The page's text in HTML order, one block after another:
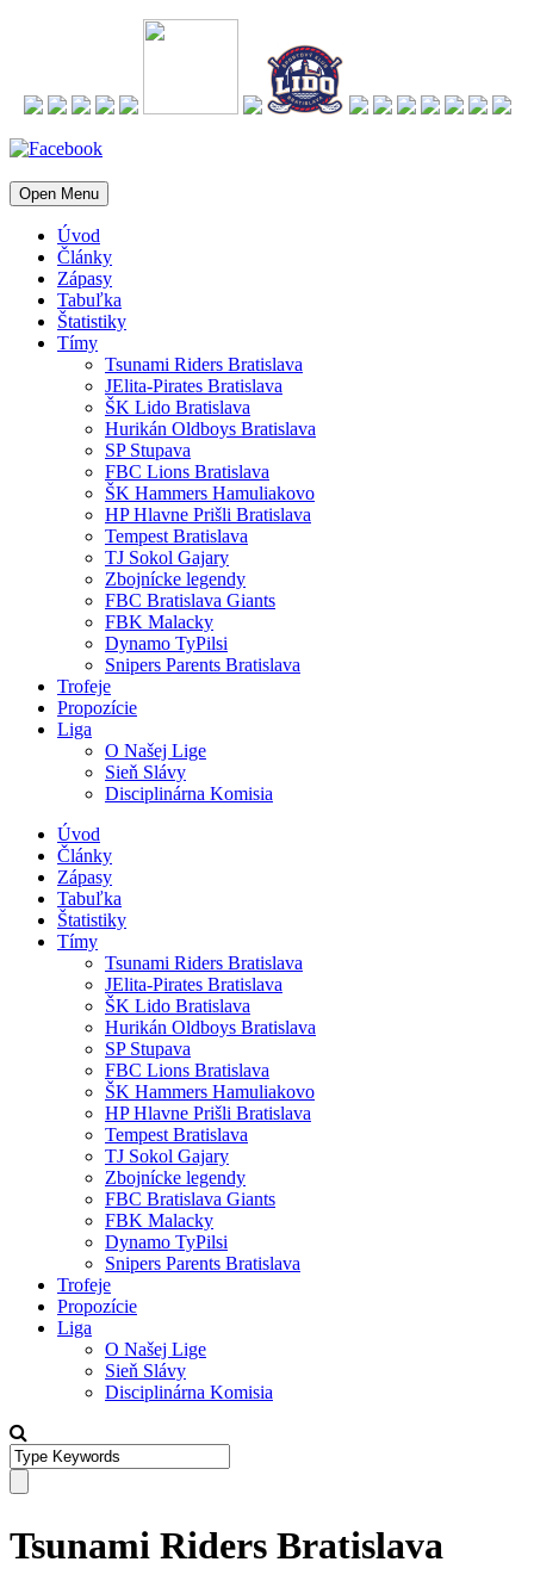
Open Menu
Úvod
Články
Zápasy
Tabuľka
Štatistiky
Tímy
Tsunami Riders Bratislava
JElita-Pirates Bratislava
ŠK Lido Bratislava
Hurikán Oldboys Bratislava
SP Stupava
FBC Lions Bratislava
ŠK Hammers Hamuliakovo
HP Hlavne Prišli Bratislava
Tempest Bratislava
TJ Sokol Gajary
Zbojnícke legendy
FBC Bratislava Giants
FBK Malacky
Dynamo TyPilsi
Snipers Parents Bratislava
Trofeje
Propozície
Liga
O Našej Lige
Sieň Slávy
Disciplinárna Komisia
Úvod
Články
Zápasy
Tabuľka
Štatistiky
Tímy
Tsunami Riders Bratislava
JElita-Pirates Bratislava
ŠK Lido Bratislava
Hurikán Oldboys Bratislava
SP Stupava
FBC Lions Bratislava
ŠK Hammers Hamuliakovo
HP Hlavne Prišli Bratislava
Tempest Bratislava
TJ Sokol Gajary
Zbojnícke legendy
FBC Bratislava Giants
FBK Malacky
Dynamo TyPilsi
Snipers Parents Bratislava
Trofeje
Propozície
Liga
O Našej Lige
Sieň Slávy
Disciplinárna Komisia
Tsunami Riders Bratislava